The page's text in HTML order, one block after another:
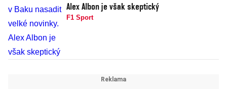
Alex Albon je však skeptický
F1 Sport